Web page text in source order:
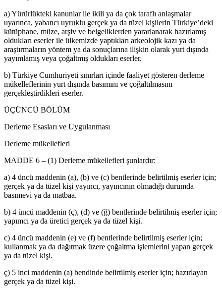
a) Yürürlükteki kanunlar ile ikili ya da çok taraflı anlaşmalar
uyarınca, yabancı uyruklu gerçek ya da tüzel kişilerin Türkiye’deki
kütüphane, müze, arşiv ve belgeliklerden yararlanarak hazırlamış
oldukları eserler ile ülkemizde yaptıkları arkeolojik kazı ya da
araştırmaların yöntem ya da sonuçlarına ilişkin olarak yurt dışında
yayımlamış veya çoğaltmış oldukları eserler.
b) Türkiye Cumhuriyeti sınırları içinde faaliyet gösteren derleme
mükelleflerinin yurt dışında basımını ve çoğaltılmasını
gerçekleştirdikleri eserler.
ÜÇÜNCÜ BÖLÜM
Derleme Esasları ve Uygulanması
Derleme mükellefleri
MADDE 6 – (1) Derleme mükellefleri şunlardır:
a) 4 üncü maddenin (a), (b) ve (c) bentlerinde belirtilmiş eserler için;
gerçek ya da tüzel kişi yayıncı, yayıncının olmadığı durumda
basımevi ya da matbaa.
b) 4 üncü maddenin (ç), (d) ve (ğ) bentlerinde belirtilmiş eserler için;
yapımcı ya da üretici gerçek ya da tüzel kişi.
c) 4 üncü maddenin (e) ve (f) bentlerinde belirtilmiş eserler için;
kullanmak ya da dağıtmak üzere çoğaltma işlemlerini yapan gerçek
ya da tüzel kişi.
ç) 5 inci maddenin (a) bendinde belirtilmiş eserler için; hazırlayan
gerçek ya da tüzel kişi.